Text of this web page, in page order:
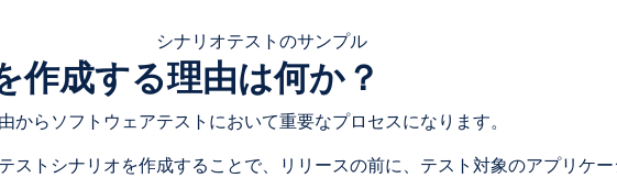
シナリオテストのサンプル
作成する理由は何か？
からソフトウェアテストにおいて重要なプロセスになります。
ストシナリオを作成することで、リリースの前に、テスト対象のアプリケ